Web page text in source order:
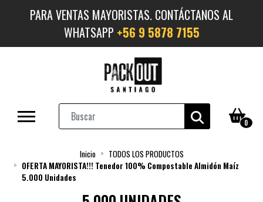
PARA VENTAS MAYORISTAS. CONTÁCTANOS AL
WHATSAPP +56 9 5878 7155
0
Inicio
TODOS LOS PRODUCTOS
OFERTA MAYORISTA!!! Tenedor 100% Compostable Almidón Maíz
5.000 Unidades